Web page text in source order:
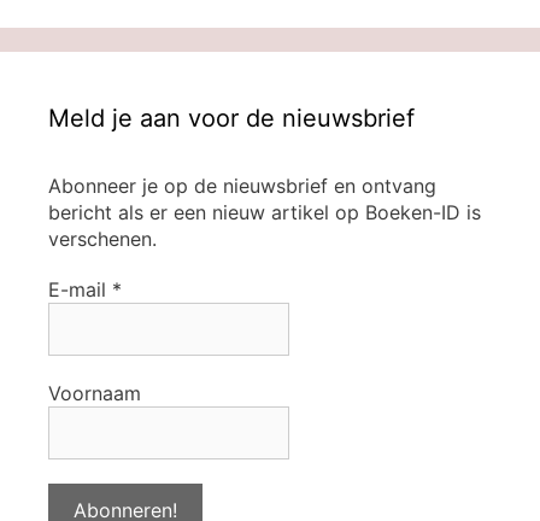
Meld je aan voor de nieuwsbrief
Abonneer je op de nieuwsbrief en ontvang
bericht als er een nieuw artikel op Boeken-ID is
verschenen.
E-mail *
Voornaam